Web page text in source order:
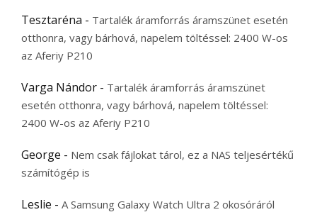
Tesztaréna - Tartalék áramforrás áramszünet esetén
otthonra, vagy bárhová, napelem töltéssel: 2400 W-os
az Aferiy P210
Varga Nándor - Tartalék áramforrás áramszünet
esetén otthonra, vagy bárhová, napelem töltéssel:
2400 W-os az Aferiy P210
George - Nem csak fájlokat tárol, ez a NAS teljesértékű
számítógép is
Leslie - A Samsung Galaxy Watch Ultra 2 okosóráról